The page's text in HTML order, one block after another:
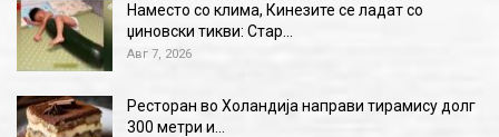
Наместо со клима, Кинезите се ладат со
џиновски тикви: Стар…
Авг 7, 2026
Ресторан во Холандија направи тирамису долг
300 метри и…